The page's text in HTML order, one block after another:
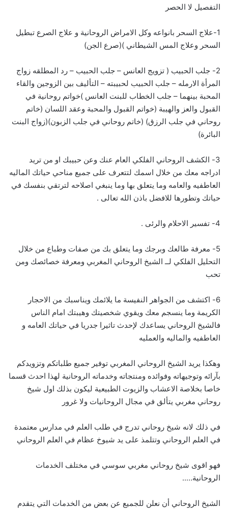
التفصيل لا الحصر
1-علاج السحر بانواعه وكل الامراض الروحانية و علاج الصرع تبطيل
السحر وعلاج المس الشيطاني )(صرع الجن)
2- جلب الحبيب ( تزويج العانس – جلب الحبيب – رد المطلقه زواج
المرأة الارمله – جلب الحبيب لحبيبته – التأليف بين الزوجين والقاء
المحبة بينهما – جلب الخطاب للبنت العانس )خواتم روحانية في
القبول والعز والهيبة (خواتم القبول والمحبة وعقد اللسان (خاتم
روحاني في جلب الرزق) (خاتم روحاني في جلب الزبون)(زواج البنت
البائرة)
3- الكشف الروحاني الفلكي العام عنك وعن حبيبك او من تريد
ادراجه معك من خلال اسمك لتتعرف على جميع مناحي حياتك الماليه
العاطفيه والعامه وما يتعلق بها وما ينبغي اصلاحه لترتقي بنفسك في
حياتك وتطورها للافضل باذن الله تعالى .
4- تفسير الاحلام والرئى .
5- معرفة طالعك وبرجك وما يتعلق بك من صفات وطباع من خلال
التحليل الفلكي لــ الشيخ الروحاني المغربي ومعرفة خصائصك ومن
تحب
6- اكتشف من الجواهر النفيسة ما يلائمك ويناسبك من الاحجار
الكريمة وما ينسجم معك ويقوي شخصيتك وهيبتك امام الناس
فالشيخ الروحاني يساعدك لإحدث تاثيرا جدريا في حياتك العامه و
العاطفيه والماليه والعمليه
وهكذا يريد الشيخ الروحاني المغربي توفير جميع طلباتكم وتزويدكم
بآرائه وتوجيهاته وفوائده ومنتجاته وخدماته الروحانية لهذا احدث قسما
خاصا بخلاصة الاعشاب والزيوت الطبيعية ليكون بذلك اول شيخ
روحاني مغربي يتألق في مجال الروحانيات ولا غرور
في ذلك لانه شيخ روحاني تدرج في طلب العلم في مدارس معتمدة
في العلم الروحاني وتتلمذ على يد شيوخ عظام في العلم الروحاني
فهو اقوى شيخ روحاني مغربي سوسي في مختلف الخدمات
الروحانية…..
الشيخ الروحاني أن نعلن للجميع عن بعض من الخدمات التي يتقدم